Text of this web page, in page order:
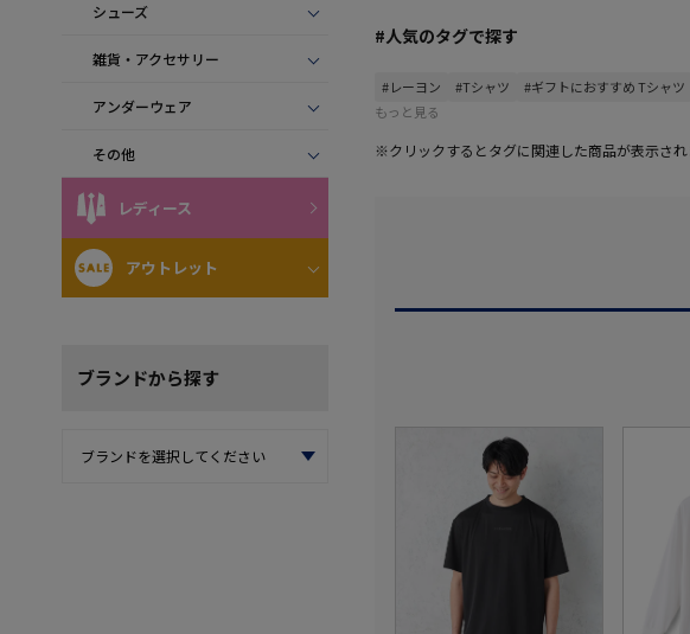
シューズ
雑貨・アクセサリー
アンダーウェア
その他
レディース
アウトレット
ブランドから探す
#人気のタグで探す
#レーヨン #Tシャツ #ギフトにおすすめ Tシャツ
もっと見る
※クリックするとタグに関連した商品が表示され